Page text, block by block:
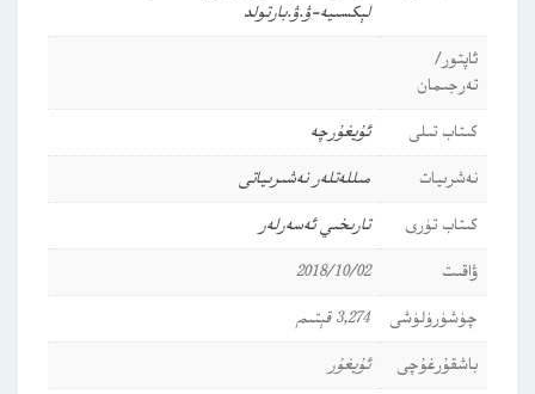
لېكسىيە-ۋ.ۋ.بارتولد
ئاپتور/
تەرجىمان
كىتاب تىلى
ئۇيغۇرچە
نەشرىيات
مىللەتلەر نەشىرىياتى
كىتاب تۈرى
تارىخىي ئەسەرلەر
ۋاقىت
2018/10/02
چۈشۈرۈلۈشى
3,274 قېتىم
باشقۇرغۇچى
ئۇيغۇر